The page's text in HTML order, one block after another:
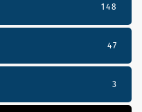
148
47
3